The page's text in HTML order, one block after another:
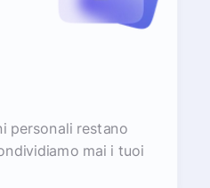
personali restano
mai i tuoi